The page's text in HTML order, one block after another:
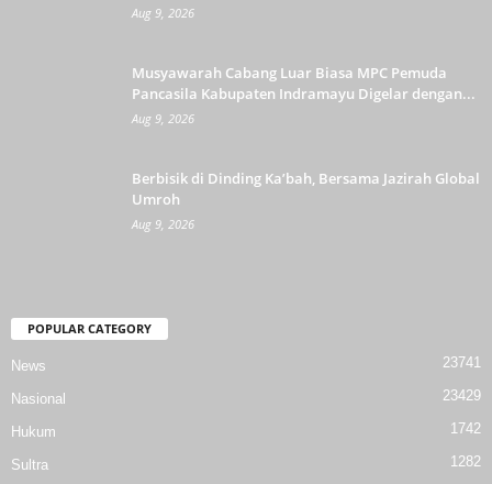
Aug 9, 2026
Musyawarah Cabang Luar Biasa MPC Pemuda
Pancasila Kabupaten Indramayu Digelar dengan...
Aug 9, 2026
Berbisik di Dinding Ka’bah, Bersama Jazirah Global
Umroh
Aug 9, 2026
POPULAR CATEGORY
News 23741
Nasional 23429
Hukum 1742
Sultra 1282